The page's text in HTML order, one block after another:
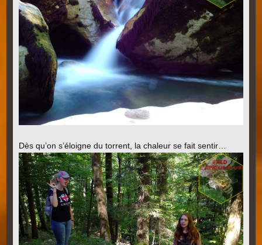
Dès qu’on s’éloigne du torrent, la chaleur se fait sentir…